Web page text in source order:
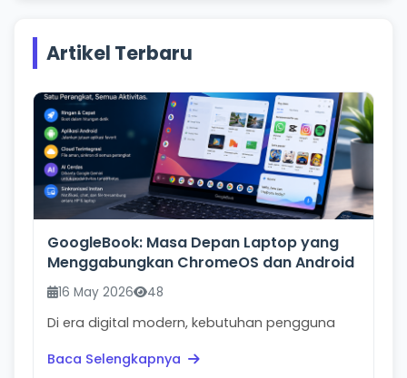
Artikel Terbaru
GoogleBook: Masa Depan Laptop yang
Menggabungkan ChromeOS dan Android
16 May 2026 48
Di era digital modern, kebutuhan pengguna
tidak lagi hanya...
Baca Selengkapnya